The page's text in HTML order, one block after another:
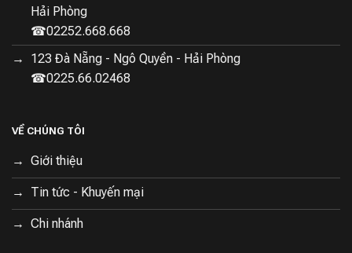
Hải Phòng
☎02252.668.668
123 Đà Nẵng - Ngô Quyền - Hải Phòng
☎0225.66.02468
VỀ CHÚNG TÔI
Giới thiệu
Tin tức - Khuyến mại
Chi nhánh